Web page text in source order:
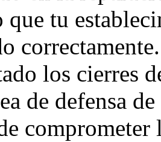
que tu
los cierres
de defensa